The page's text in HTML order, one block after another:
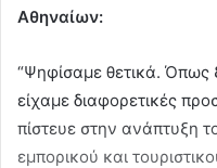
Αθηναίων:
“Ψηφίσαμε θετικά. Όπως
είχαμε διαφορετικές
πίστευε στην ανάπτυξη
εμπορικού και